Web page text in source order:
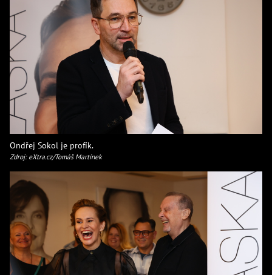
Ondřej Sokol je profík.
Zdroj: eXtra.cz/Tomáš Martínek